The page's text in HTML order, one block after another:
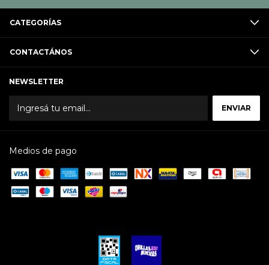
CATEGORÍAS
CONTACTÁNOS
NEWSLETTER
Medios de pago